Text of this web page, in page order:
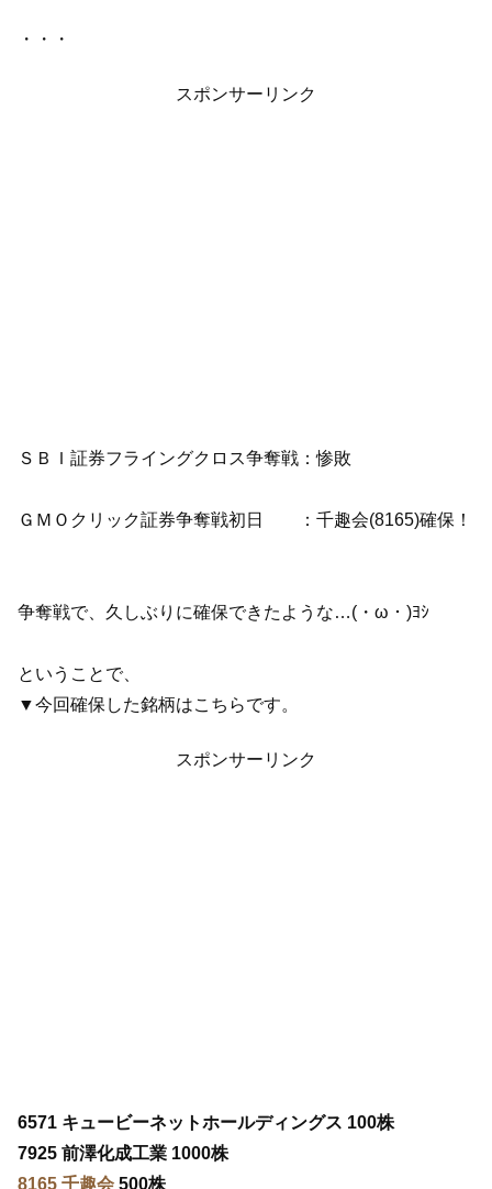
・・・
スポンサーリンク
ＳＢＩ証券フライングクロス争奪戦：惨敗
ＧＭＯクリック証券争奪戦初日 ：千趣会(8165)確保！
争奪戦で、久しぶりに確保できたような…(・ω・)ﾖｼ
ということで、
▼今回確保した銘柄はこちらです。
スポンサーリンク
6571 キュービーネットホールディングス 100株
7925 前澤化成工業 1000株
8165 千趣会 500株